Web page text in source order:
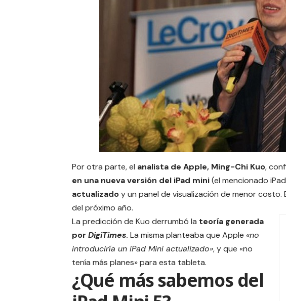
Por otra parte, el analista de Apple, Ming-Chi Kuo,
en una nueva versión del iPad mini(el mencionado
actualizadoy un panel de visualización de menor
del próximo año.
La predicción de Kuo derrumbó la teoría generada
por DigiTimes. La misma planteaba que Apple «no
introduciría un iPad Mini actualizado», y que «no
tenía más planes» para esta tableta.
¿Qué más sabemos del